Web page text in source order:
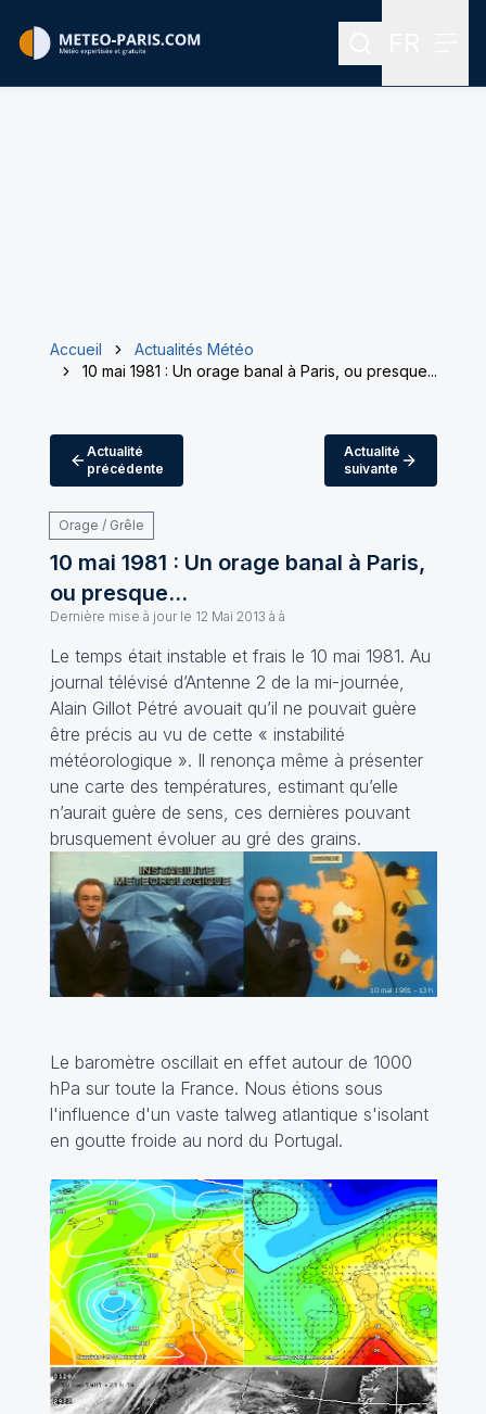
Rechercher
Accueil
Actualités Météo
10 mai 1981 : Un orage banal à Paris, ou presque...
Actualité
précédente
Actualité
suivante
Orage / Grêle
10 mai 1981 : Un orage banal à Paris,
ou presque...
Dernière mise à jour le 12 Mai 2013 à à
Le temps était instable et frais le 10 mai 1981. Au
journal télévisé d’Antenne 2 de la mi-journée,
Alain Gillot Pétré avouait qu’il ne pouvait guère
être précis au vu de cette « instabilité
météorologique ». Il renonça même à présenter
une carte des températures, estimant qu’elle
n’aurait guère de sens, ces dernières pouvant
brusquement évoluer au gré des grains.
Le baromètre oscillait en effet autour de 1000
hPa sur toute la France. Nous étions sous
l'influence d'un vaste talweg atlantique s'isolant
en goutte froide au nord du Portugal.